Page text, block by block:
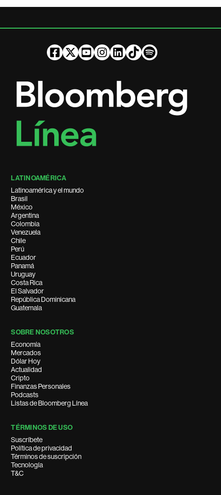
LATINOAMÉRICA
Latinoamérica y el mundo
Brasil
México
Argentina
Colombia
Venezuela
Chile
Perú
Ecuador
Panamá
Uruguay
Costa Rica
El Salvador
República Dominicana
Guatemala
SOBRE NOSOTROS
Economía
Mercados
Dólar Hoy
Actualidad
Cripto
Finanzas Personales
Podcasts
Listas de Bloomberg Línea
TÉRMINOS DE USO
Suscríbete
Política de privacidad
Términos de suscripción
Tecnología
T&C